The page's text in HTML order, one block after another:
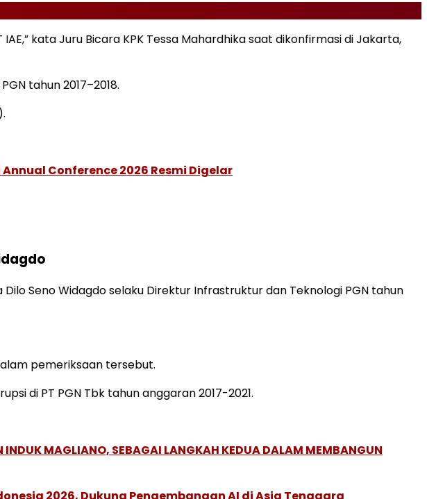
kata Juru Bicara KPK Tessa Mahardhika saat dikonfirmasi di Jakarta,
tahun 2017–2018.
Conference 2026 Resmi Digelar
Seno Widagdo selaku Direktur Infrastruktur dan Teknologi PGN tahun
pemeriksaan tersebut.
di PT PGN Tbk tahun anggaran 2017-2021.
MAGLIANO, SEBAGAI LANGKAH KEDUA DALAM MEMBANGUN